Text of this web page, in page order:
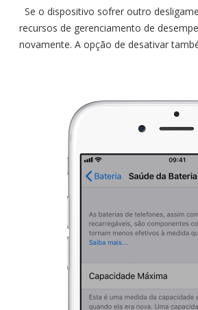
Se o dispositivo sofrer outro
recursos de gerenciamento de
novamente. A opção de desativar